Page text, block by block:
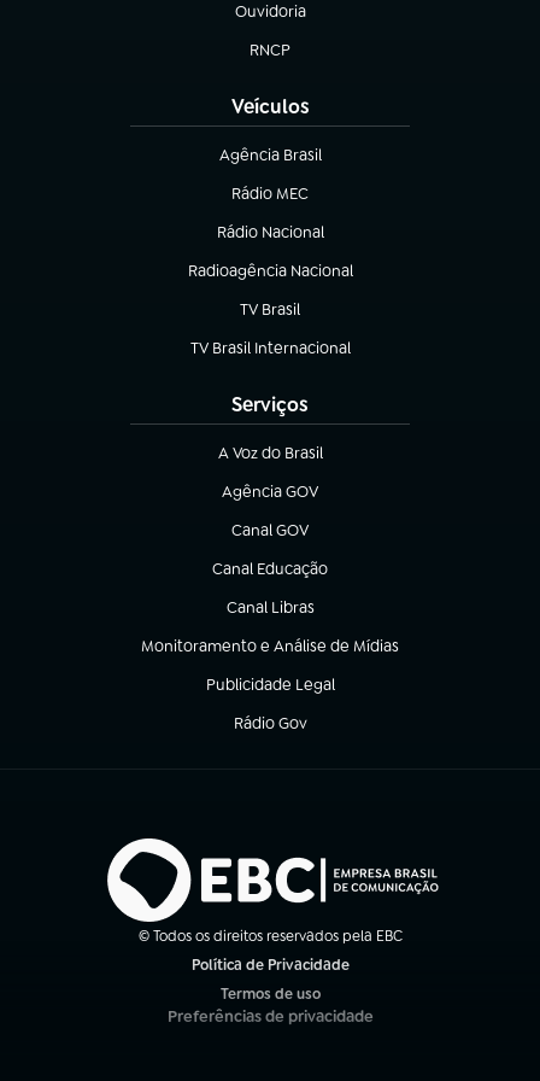
Ouvidoria
(abre em nova aba)
RNCP
(abre em nova aba)
Veículos
Agência Brasil
(abre em nova aba)
Rádio MEC
(abre em nova aba)
Rádio Nacional
Radioagência Nacional
(abre em nova aba)
TV Brasil
(abre em nova aba)
TV Brasil Internacional
(abre em nova aba)
Serviços
A Voz do Brasil
(abre em nova aba)
Agência GOV
(abre em nova aba)
Canal GOV
(abre em nova aba)
Canal Educação
(abre em nova aba)
Canal Libras
(abre em nova aba)
Monitoramento e Análise de Mídias
(abre em nova aba)
Publicidade Legal
(abre em nova aba)
Rádio Gov
(abre em nova aba)
© Todos os direitos reservados pela EBC
Política de Privacidade
Termos de uso
(abre em nova aba)
Preferências de privacidade